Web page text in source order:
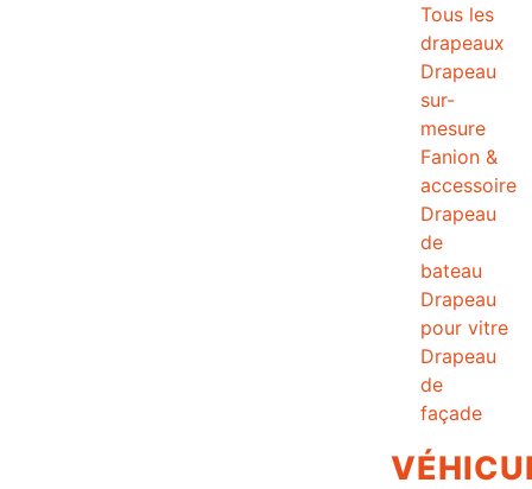
Tous les
drapeaux
Drapeau
sur-
mesure
Fanion &
accessoire
Drapeau
de
bateau
Drapeau
pour vitre
Drapeau
de
façade